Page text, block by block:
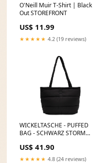
O'Neill Muir T-Shirt | Black
Out STOREFRONT
US$ 11.99
★★★★★ 4.2 (19 reviews)
WICKELTASCHE - PUFFED
BAG - SCHWARZ STORM
US$ 41.90
★★★★★ 4.8 (24 reviews)